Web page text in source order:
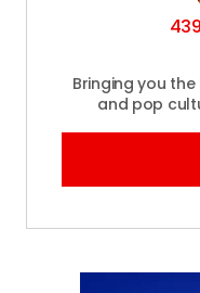
Bringing you
and pop